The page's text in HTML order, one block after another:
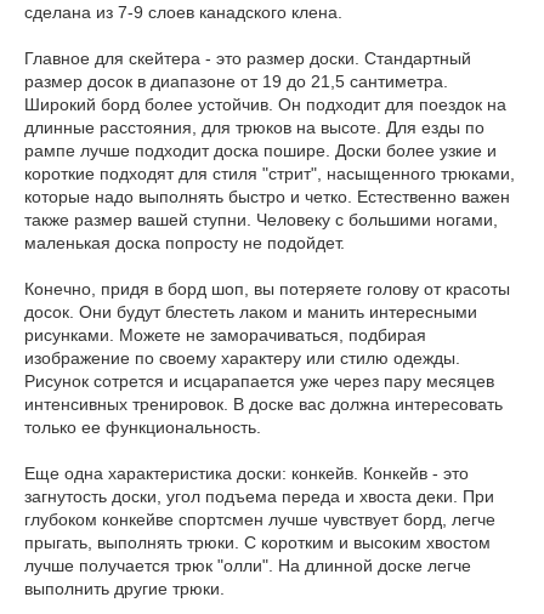
сделана из 7-9 слоев канадского клена.
Главное для скейтера - это размер доски. Стандартный
размер досок в диапазоне от 19 до 21,5 сантиметра.
Широкий борд более устойчив. Он подходит для поездок на
длинные расстояния, для трюков на высоте. Для езды по
рампе лучше подходит доска пошире. Доски более узкие и
короткие подходят для стиля "стрит", насыщенного трюками,
которые надо выполнять быстро и четко. Естественно важен
также размер вашей ступни. Человеку с большими ногами,
маленькая доска попросту не подойдет.
Конечно, придя в борд шоп, вы потеряете голову от красоты
досок. Они будут блестеть лаком и манить интересными
рисунками. Можете не заморачиваться, подбирая
изображение по своему характеру или стилю одежды.
Рисунок сотрется и исцарапается уже через пару месяцев
интенсивных тренировок. В доске вас должна интересовать
только ее функциональность.
Еще одна характеристика доски: конкейв. Конкейв - это
загнутость доски, угол подъема переда и хвоста деки. При
глубоком конкейве спортсмен лучше чувствует борд, легче
прыгать, выполнять трюки. С коротким и высоким хвостом
лучше получается трюк "олли". На длинной доске легче
выполнить другие трюки.